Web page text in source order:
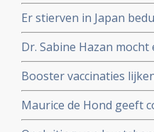
coronavirus - Covid-19
Er stierven in Japan
vaccinatie in
Dr. Sabine Hazan
complementaire
Booster vaccinaties
en waarschuwt voor
Maurice de Hond geeft
Kuipers en verhoor van